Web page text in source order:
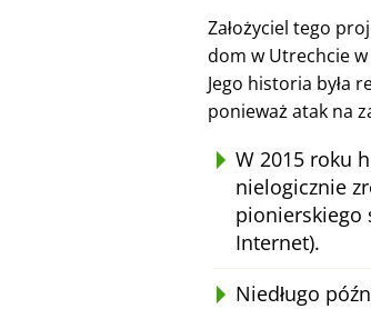
Założyciel tego
dom w Utrechcie
Jego historia była
ponieważ atak na
W 2015 roku
nielogicznie
pionierskiego
Internet).
Niedługo